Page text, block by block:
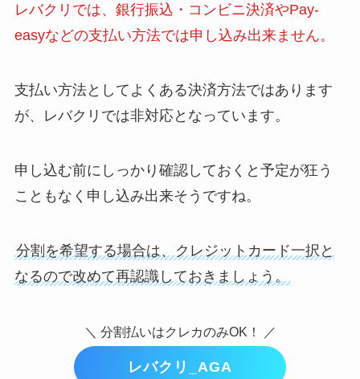
レバクリでは、銀行振込・コンビニ決済やPay-
easyなどの支払い方法では申し込み出来ません。
支払い方法としてよくある決済方法ではあります
が、レバクリでは非対応となっています。
申し込む前にしっかり確認しておくと予定が狂う
こともなく申し込み出来そうですね。
分割を希望する場合は、クレジットカード一択と
なるので改めて再認識しておきましょう。
＼ 分割払いはクレカのみOK！ ／
レバクリ_AGA